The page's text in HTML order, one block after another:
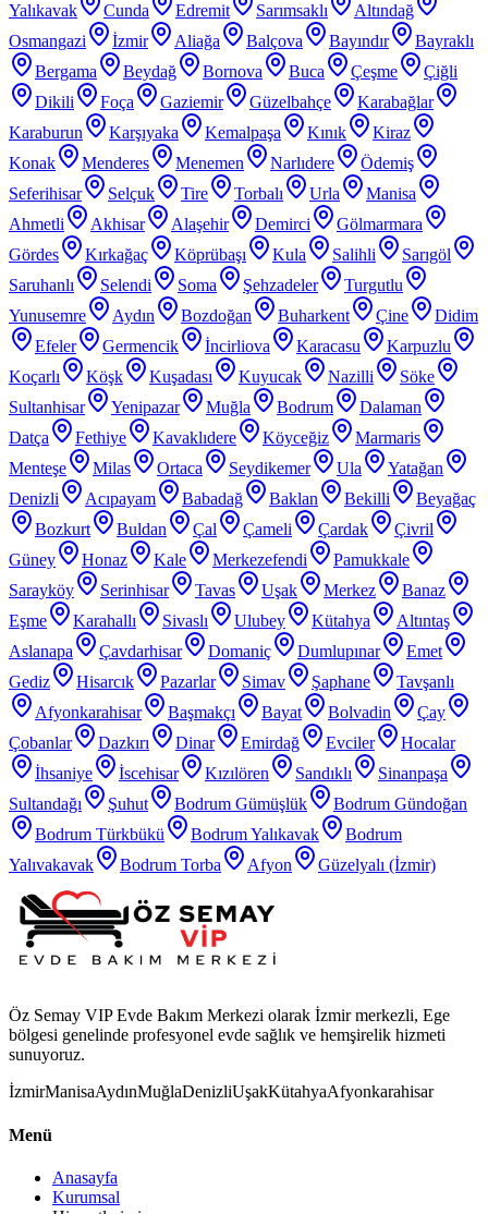
Yalıkavak
Cunda Edremit Sarımsaklı
Altındağ
Osmangazi
İzmir Aliağa Balçova Bayındır
Bayraklı
Bergama
Beydağ Bornova Buca Çeşme
Çiğli
Dikili
Foça Gaziemir Güzelbahçe
Karabağlar
Karaburun
Karşıyaka Kemalpaşa Kınık
Kiraz
Konak
Menderes Menemen Narlıdere
Ödemiş
Seferihisar
Selçuk Tire Torbalı Urla
Manisa
Ahmetli
Akhisar Alaşehir Demirci
Gölmarmara
Gördes
Kırkağaç Köprübaşı Kula Salihli
Sarıgöl
Saruhanlı
Selendi Soma Şehzadeler
Turgutlu
Yunusemre
Aydın Bozdoğan Buharkent Çine
Didim
Efeler
Germencik İncirliova Karacasu
Karpuzlu
Koçarlı
Köşk Kuşadası Kuyucak Nazilli
Söke
Sultanhisar
Yenipazar Muğla Bodrum
Dalaman
Datça
Fethiye Kavaklıdere Köyceğiz
Marmaris
Menteşe
Milas Ortaca Seydikemer Ula
Yatağan
Denizli
Acıpayam Babadağ Baklan Bekilli
Beyağaç
Bozkurt
Buldan Çal Çameli Çardak
Çivril
Güney
Honaz Kale Merkezefendi
Pamukkale
Sarayköy
Serinhisar Tavas Uşak Merkez
Banaz
Eşme
Karahallı Sivaslı Ulubey Kütahya
Altıntaş
Aslanapa
Çavdarhisar Domaniç Dumlupınar
Emet
Gediz
Hisarcık Pazarlar Simav Şaphane
Tavşanlı
Afyonkarahisar
Başmakçı Bayat Bolvadin
Çay
Çobanlar
Dazkırı Dinar Emirdağ Evciler
Hocalar
İhsaniye
İscehisar Kızılören Sandıklı
Sinanpaşa
Sultandağı
Şuhut Bodrum Gümüşlük
Bodrum Gündoğan
Bodrum Türkbükü
Bodrum Yalıkavak
Bodrum
Yalıvakavak
Bodrum Torba Afyon Güzelyalı (İzmir)
Öz Semay VIP Evde Bakım Merkezi olarak İzmir merkezli, Ege
bölgesi genelinde profesyonel evde sağlık ve hemşirelik hizmeti
sunuyoruz.
İzmirManisaAydınMuğlaDenizliUşakKütahyaAfyonkarahisar
Menü
Anasayfa
Kurumsal